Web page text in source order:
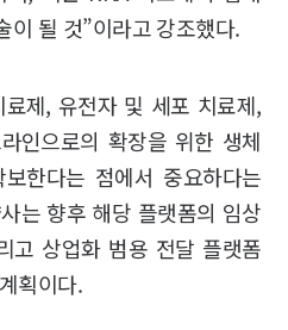
이 될 것”이라고 강조했다.
제, 유전자 및 세포 치료제,
인으로의 확장을 위한 생체
한다는 점에서 중요하다는
는 향후 해당 플랫폼의 임상
고 상업화 범용 전달 플랫폼
획이다.